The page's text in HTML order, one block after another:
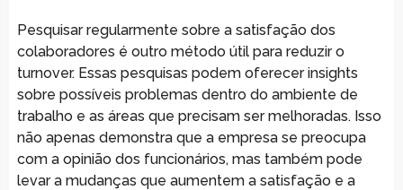
Pesquisar regularmente sobre a satisfação dos
colaboradores é outro método útil para reduzir o
turnover. Essas pesquisas podem oferecer insights
sobre possíveis problemas dentro do ambiente de
trabalho e as áreas que precisam ser melhoradas. Isso
não apenas demonstra que a empresa se preocupa
com a opinião dos funcionários, mas também pode
levar a mudanças que aumentem a satisfação e a